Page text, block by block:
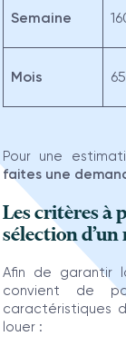
Semaine
Mois
Pour une
faites une
Les critères à
sélection
Afin de garantir
convient de
caractéristiques
louer :